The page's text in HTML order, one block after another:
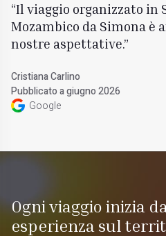
Il viaggio organizzato in
Mozambico da Simona è
nostre aspettative.
Cristiana Carlino
Pubblicato a giugno 2026
Google
Ogni viaggio inizia
esperienza sul